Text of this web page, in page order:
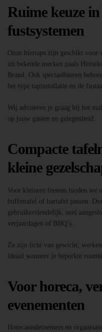
Ruime keuze
fustsystemen
Onze biertaps zijn geschikt voor
uit bekende merken zoals
Brand. Ook speciaalbieren
het type tapinstallatie en de
Wij adviseren je graag bij het
op jouw gasten en gelegenheid.
Compacte
kleine
Voor kleinere feesten bieden we
buffettafel of bartafel passen.
gebruiksvriendelijk, snel
verjaardagen of BBQ’s.
Ze zijn licht van gewicht,
ideaal wanneer je beperkte ruimte
Voor horeca,
evenementen
Horecaondernemers en